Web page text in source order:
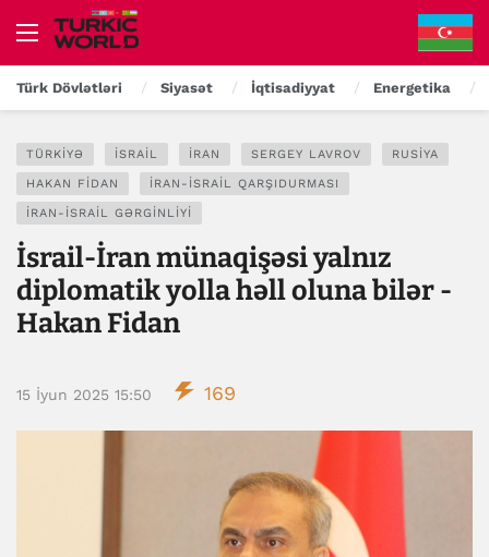
Türk Dövlətləri Siyasət İqtisadiyyat Energetika
TÜRKIYƏ İSRAIL İRAN SERGEY LAVROV RUSIYA
HAKAN FIDAN İRAN-İSRAIL QARŞIDURMASI
İRAN-İSRAIL GƏRGINLIYI
İsrail-İran münaqişəsi yalnız
diplomatik yolla həll oluna bilər -
Hakan Fidan
15 İyun 2025 15:50 169